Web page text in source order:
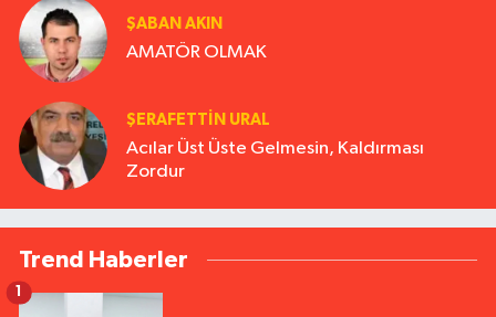
ŞABAN AKIN
AMATÖR OLMAK
ŞERAFETTIN URAL
Acılar Üst Üste Gelmesin, Kaldırması
Zordur
Trend Haberler
1